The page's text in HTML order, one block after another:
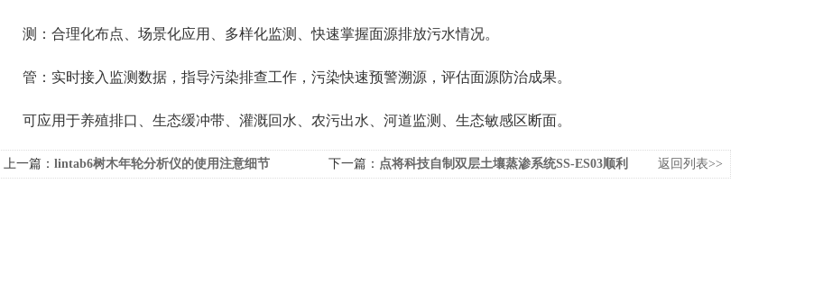
测：合理化布点、场景化应用、多样化监测、快速掌握面源排放污水情况。
管：实时接入监测数据，指导污染排查工作，污染快速预警溯源，评估面源防治成果。
可应用于养殖排口、生态缓冲带、灌溉回水、农污出水、河道监测、生态敏感区断面。
上一篇： lintab6树木年轮分析仪的使用注意细节 下一篇： 点将科技自制双层土壤蒸渗系统SS-ES03顺利
返回列表>>